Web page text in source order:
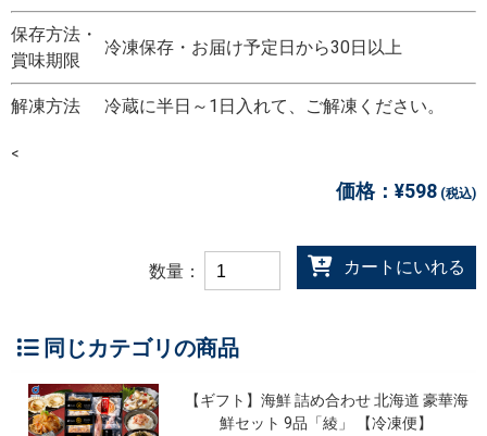
保存方法・
賞味期限
冷凍保存・お届け予定日から30日以上
解凍方法 冷蔵に半日～1日入れて、ご解凍ください。
<
価格： ¥598 (税込)
数量： カートにいれる
同じカテゴリの商品
【ギフト】海鮮 詰め合わせ 北海道 豪華海
鮮セット 9品「綾」 【冷凍便】